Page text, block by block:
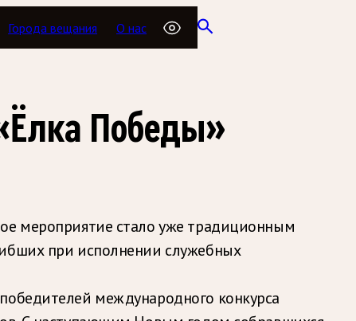
Города вещания О нас
Победы»
мероприятие стало уже традиционным
при исполнении служебных
международного конкурса